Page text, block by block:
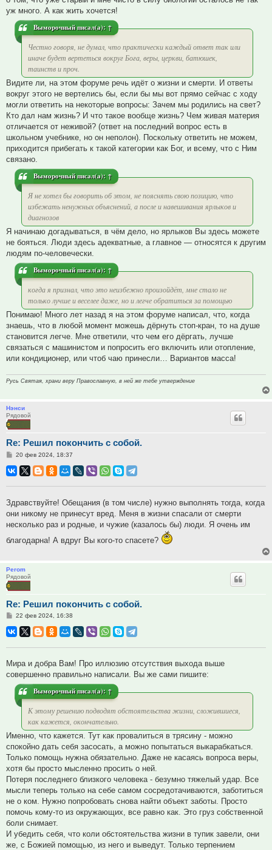
уж много. А как жить хочется!
Выморочныйписал(а): ↑
Честно говоря, не думал, что практически каждый ответ так или
иначе будет вертеться вокруг Бога, веры, церкви, батюшек,
таинств и проч.
Видите ли, на этом форуме речь идёт о жизни и смерти. И ответы
вокруг этого не вертелись бы, если бы мы вот прямо сейчас с ходу
могли ответить на некоторые вопросы: Зачем мы родились на свет?
Кто дал нам жизнь? И что такое вообще жизнь? Чем живая материя
отличается от неживой? (ответ на последний вопрос есть в
школьном учебнике, но он неполон). Поскольку ответить не можем,
приходится прибегать к такой категории как Бог, и всему, что с Ним
связано.
Выморочныйписал(а): ↑
Я не хотел бы говорить об этом, не пояснять свою позицию, что
избежать ненужных объяснений, а после и навешивания ярлыков и
диагнозов
Я начинаю догадываться, в чём дело, но ярлыков Вы здесь можете
не бояться. Люди здесь адекватные, а главное — относятся к другим
людям по-человечески.
Выморочныйписал(а): ↑
когда я признал, что это неизбежно произойдёт, мне стало не
только лучше и веселее даже, но и легче обратиться за помощью
Понимаю! Много лет назад я на этом форуме написал, что, когда
знаешь, что в любой момент можешь дёрнуть стоп-кран, то на душе
становится легче. Мне ответили, что чем его дёргать, лучше
связаться с машинистом и попросить его включить или отопление,
или кондиционер, или чтоб чаю принесли… Вариантов масса!
Русь Святая, храни веру Православную, в ней же тебе утверждение
Нэнси
Рядовой
Re: Решил покончить с собой.
Сообщение
20 фев 2024, 18:37
Здравствуйте! Обещания (в том числе) нужно выполнять тогда, когда
они никому не принесут вред. Меня в жизни спасали от смерти
несколько раз и родные, и чужие (казалось бы) люди. Я очень им
благодарна! А вдруг Вы кого-то спасете?
Perom
Рядовой
Re: Решил покончить с собой.
Сообщение
22 фев 2024, 16:38
Мира и добра Вам! Про иллюзию отсутствия выхода выше
совершенно правильно написали. Вы же сами пишите:
Выморочныйписал(а): ↑
К этому решению подводят обстоятельства жизни, сложившиеся,
как кажется, окончательно.
Именно, что кажется. Тут как провалиться в трясину - можно
спокойно дать себя засосать, а можно попытаться выкарабкаться.
Только помощь нужна обязательно. Даже не касаясь вопроса веры,
хотя бы просто мысленно просить о ней.
Потеря последнего близкого человека - безумно тяжелый удар. Все
мысли теперь только на себе самом сосредотачиваются, заботиться
не о ком. Нужно попробовать снова найти объект заботы. Просто
помочь кому-то из окружающих, все равно как. Это груз собственной
боли снимает.
И убедить себя, что коли обстоятельства жизни в тупик завели, они
же, с Божией помощью, из него и выведут. Только терпением